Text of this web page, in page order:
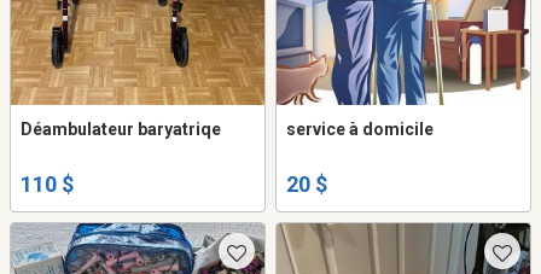
Déambulateur baryatriqe
110 $
service à domicile
20 $